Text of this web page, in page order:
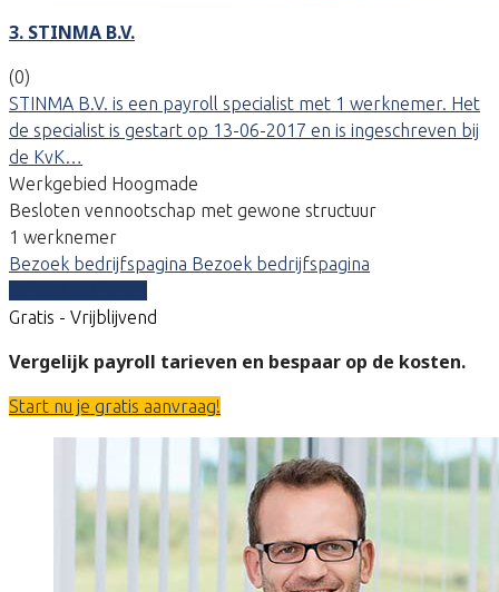
3. STINMA B.V.
(0)
STINMA B.V. is een payroll specialist met 1 werknemer. Het
de specialist is gestart op 13-06-2017 en is ingeschreven bij
de KvK…
Werkgebied Hoogmade
Besloten vennootschap met gewone structuur
1 werknemer
Bezoek bedrijfspagina Bezoek bedrijfspagina
Gratis - Vrijblijvend
Vergelijk payroll tarieven en bespaar op de kosten.
Start nu je gratis aanvraag!